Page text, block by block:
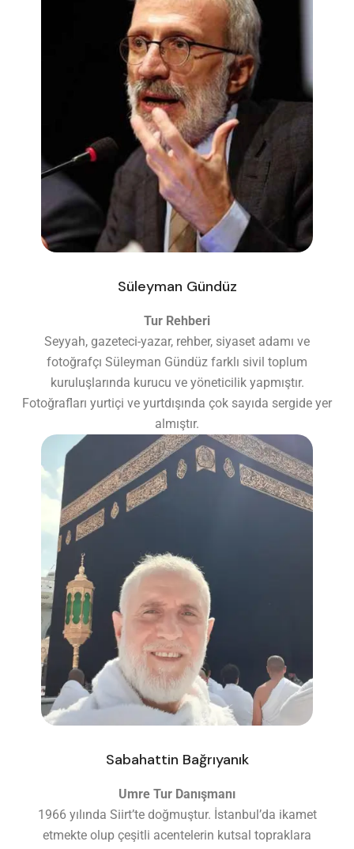
Süleyman Gündüz
Tur Rehberi
Seyyah, gazeteci-yazar, rehber, siyaset adamı ve
fotoğrafçı Süleyman Gündüz farklı sivil toplum
kuruluşlarında kurucu ve yöneticilik yapmıştır.
Fotoğrafları yurtiçi ve yurtdışında çok sayıda sergide yer
almıştır.
Sabahattin Bağrıyanık
Umre Tur Danışmanı
1966 yılında Siirt’te doğmuştur. İstanbul’da ikamet
etmekte olup çeşitli acentelerin kutsal topraklara